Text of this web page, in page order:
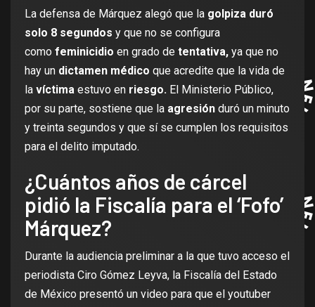
La defensa de Márquez alegó que la golpiza duró
solo 8 segundos y que no se configura
como feminicidio en grado de tentativa, ya que no
hay un dictamen médico que acredite que la vida de
la víctima estuvo en riesgo. El Ministerio Público,
por su parte, sostiene que la agresión duró un minuto
y treinta segundos y que sí se cumplen los requisitos
para el delito imputado.
¿Cuántos años de cárcel
pidió la Fiscalía para el ‘Fofo’
Márquez?
Durante la audiencia preliminar a la que tuvo acceso el
periodista Ciro Gómez Leyva, la Fiscalía del Estado
de México presentó un video para que el youtuber